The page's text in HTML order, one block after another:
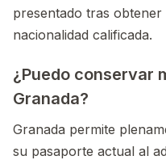
presentado tras
nacionalidad calificada.
¿Puedo conservar
Granada?
Granada permite
su pasaporte actual al